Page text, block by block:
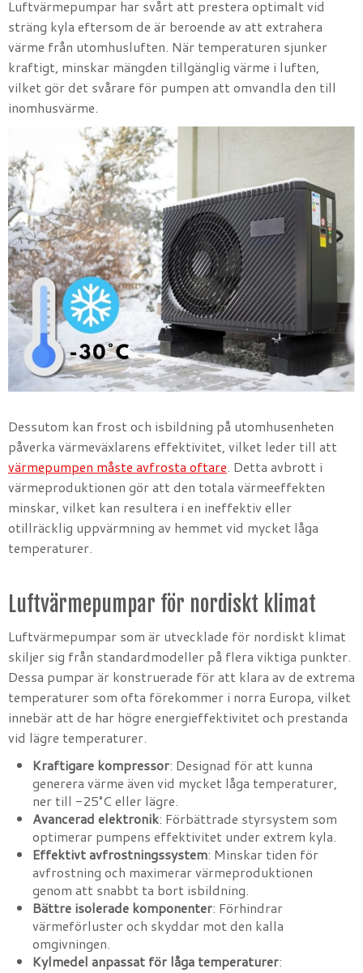
Luftvärmepumpar har svårt att prestera optimalt vid
sträng kyla eftersom de är beroende av att extrahera
värme från utomhusluften. När temperaturen sjunker
kraftigt, minskar mängden tillgänglig värme i luften,
vilket gör det svårare för pumpen att omvandla den till
inomhusvärme.
Dessutom kan frost och isbildning på utomhusenheten
påverka värmeväxlarens effektivitet, vilket leder till att
värmepumpen måste avfrosta oftare. Detta avbrott i
värmeproduktionen gör att den totala värmeeffekten
minskar, vilket kan resultera i en ineffektiv eller
otillräcklig uppvärmning av hemmet vid mycket låga
temperaturer.
Luftvärmepumpar för nordiskt klimat
Luftvärmepumpar som är utvecklade för nordiskt klimat
skiljer sig från standardmodeller på flera viktiga punkter.
Dessa pumpar är konstruerade för att klara av de extrema
temperaturer som ofta förekommer i norra Europa, vilket
innebär att de har högre energieffektivitet och prestanda
vid lägre temperaturer.
Kraftigare kompressor: Designad för att kunna
generera värme även vid mycket låga temperaturer,
ner till -25°C eller lägre.
Avancerad elektronik: Förbättrade styrsystem som
optimerar pumpens effektivitet under extrem kyla.
Effektivt avfrostningssystem: Minskar tiden för
avfrostning och maximerar värmeproduktionen
genom att snabbt ta bort isbildning.
Bättre isolerade komponenter: Förhindrar
värmeförluster och skyddar mot den kalla
omgivningen.
Kylmedel anpassat för låga temperaturer: